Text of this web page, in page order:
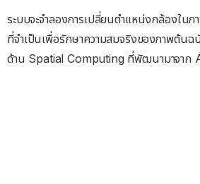
ระบบจะจำลองการเปลี่ยนตำแหน่งกล้องในภ
ที่จำเป็นเพื่อรักษาความสมจริงของภาพต้นฉ
ด้าน Spatial Computing ที่พัฒนามาจาก